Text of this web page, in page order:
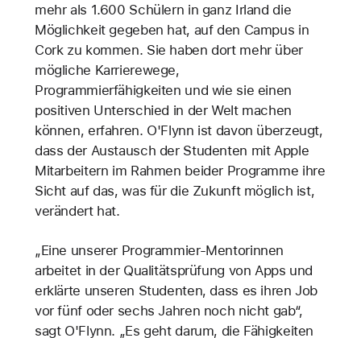
mehr als 1.600 Schülern in ganz Irland die
Möglichkeit gegeben hat, auf den Campus in
Cork zu kommen. Sie haben dort mehr über
mögliche Karrierewege,
Programmierfähigkeiten und wie sie einen
positiven Unterschied in der Welt machen
können, erfahren. O'Flynn ist davon überzeugt,
dass der Austausch der Studenten mit Apple
Mitarbeitern im Rahmen beider Programme ihre
Sicht auf das, was für die Zukunft möglich ist,
verändert hat.
„Eine unserer Programmier-Mentorinnen
arbeitet in der Qualitätsprüfung von Apps und
erklärte unseren Studenten, dass es ihren Job
vor fünf oder sechs Jahren noch nicht gab“,
sagt O'Flynn. „Es geht darum, die Fähigkeiten